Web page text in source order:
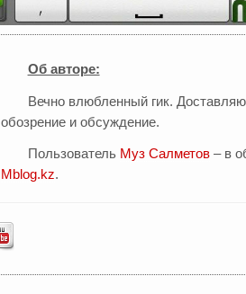
Об авторе:
Вечно влюбленный гик.
обозрение и обсуждение.
Пользователь Муз Салметов– в
Mblog.kz.